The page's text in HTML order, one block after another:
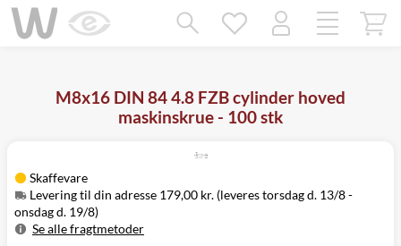
M8x16 DIN 84 4.8 FZB cylinder hoved
maskinskrue - 100 stk
Skaffevare
Levering til din adresse 179,00 kr. (leveres torsdag d. 13/8 -
onsdag d. 19/8)
Se alle fragtmetoder
Mangler chatten?
Ret samtykke!